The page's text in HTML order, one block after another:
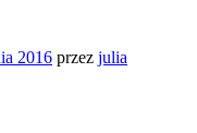
2016 przez julia